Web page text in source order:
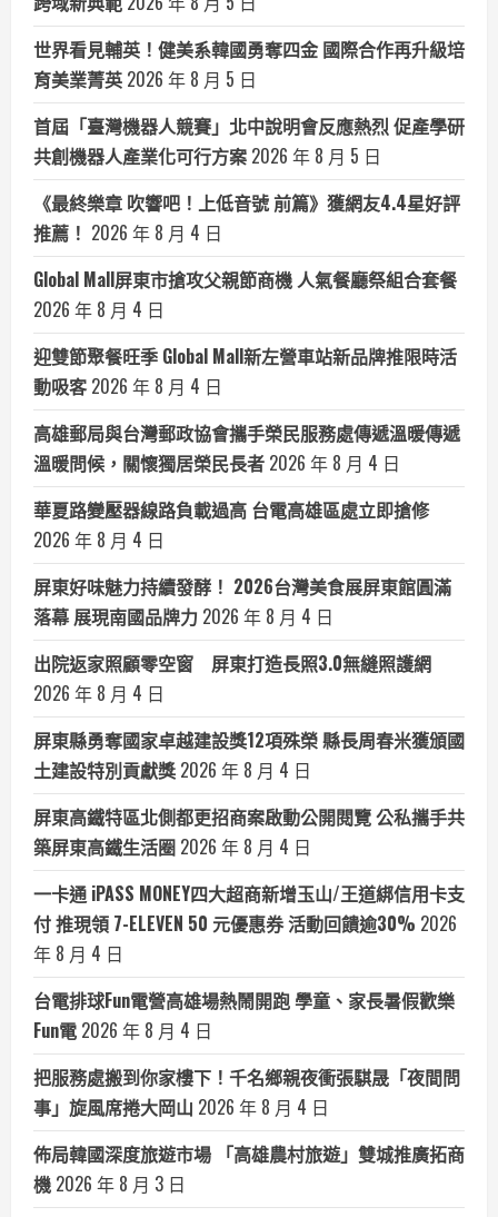
世界看見輔英！健美系韓國勇奪四金 國際合作再升級培
育美業菁英 2026 年 8 月 5 日
首屆「臺灣機器人競賽」北中說明會反應熱烈 促產學研
共創機器人產業化可行方案 2026 年 8 月 5 日
《最終樂章 吹響吧！上低音號 前篇》獲網友4.4星好評
推薦！ 2026 年 8 月 4 日
Global Mall屏東市搶攻父親節商機 人氣餐廳祭組合套餐
2026 年 8 月 4 日
迎雙節聚餐旺季 Global Mall新左營車站新品牌推限時活
動吸客 2026 年 8 月 4 日
高雄郵局與台灣郵政協會攜手榮民服務處傳遞溫暖傳遞
溫暖問候，關懷獨居榮民長者 2026 年 8 月 4 日
華夏路變壓器線路負載過高 台電高雄區處立即搶修
2026 年 8 月 4 日
屏東好味魅力持續發酵！ 2026台灣美食展屏東館圓滿
落幕 展現南國品牌力 2026 年 8 月 4 日
出院返家照顧零空窗 屏東打造長照3.0無縫照護網
2026 年 8 月 4 日
屏東縣勇奪國家卓越建設獎12項殊榮 縣長周春米獲頒國
土建設特別貢獻獎 2026 年 8 月 4 日
屏東高鐵特區北側都更招商案啟動公開閱覽 公私攜手共
築屏東高鐵生活圈 2026 年 8 月 4 日
一卡通 iPASS MONEY四大超商新增玉山/王道綁信用卡支
付 推現領 7-ELEVEN 50 元優惠券 活動回饋逾30% 2026
年 8 月 4 日
台電排球Fun電營高雄場熱鬧開跑 學童、家長暑假歡樂
Fun電 2026 年 8 月 4 日
把服務處搬到你家樓下！千名鄉親夜衝張騏晟「夜間問
事」旋風席捲大岡山 2026 年 8 月 4 日
佈局韓國深度旅遊市場 「高雄農村旅遊」雙城推廣拓商
機 2026 年 8 月 3 日